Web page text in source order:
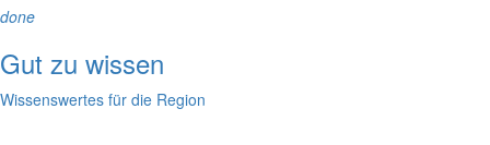
done
Gut zu wissen
Wissenswertes für die Region